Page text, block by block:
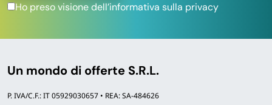
Ho preso visione dell’informativa sulla privacy
Un mondo di offerte S.R.L.
P. IVA/C.F.: IT 05929030657 • REA: SA-484626